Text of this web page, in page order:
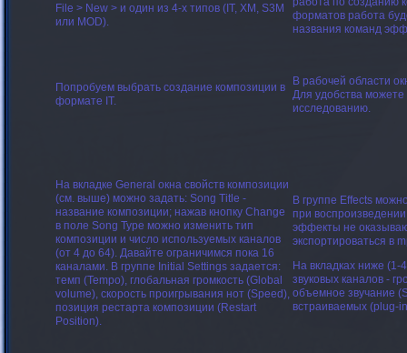
File > New > и один из 4-х типов (IT, XM, S3M
или MOD).
форматов работа
названия команд
Попробуем выбрать создание композиции в
формате IT.
В рабочей области
Для удобства можете
исследованию.
На вкладке General окна свойств композиции
(см. выше) можно задать: Song Title -
название композиции; нажав кнопку Change
в поле Song Type можно изменить тип
композиции и число используемых каналов
(от 4 до 64). Давайте ограничимся пока 16
каналами. В группе Initial Settings задается:
темп (Tempo), глобальная громкость (Global
volume), скорость проигрывания нот (Speed),
позиция рестарта композиции (Restart
Position).
В группе Effects
при
эффекты не
экспортироваться в
На вкладках ниже (1-
звуковых каналов -
объемное звучание
встраиваемых (plug-